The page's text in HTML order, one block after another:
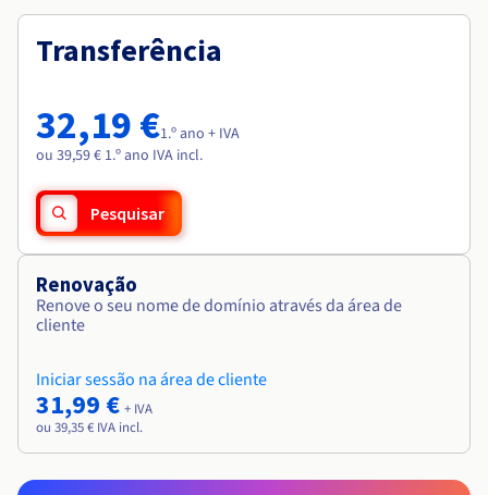
Transferência
32,19 €1.º ano + IVA
ou 39,59 € 1.º ano IVA incl.
Pesquisar
Renovação
Renove o seu nome de domínio através da área de
cliente
Iniciar sessão na área de cliente
31,99 € + IVA
ou 39,35 € IVA incl.